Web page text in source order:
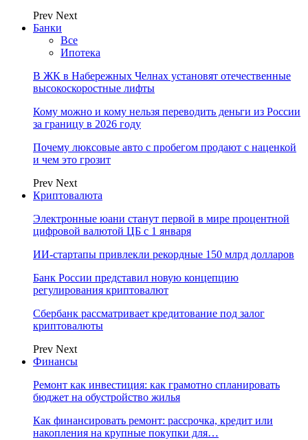
Prev Next
Банки
Все
Ипотека
В ЖК в Набережных Челнах установят отечественные
высокоскоростные лифты
Кому можно и кому нельзя переводить деньги из России
за границу в 2026 году
Почему люксовые авто с пробегом продают с наценкой
и чем это грозит
Prev Next
Криптовалюта
Электронные юани станут первой в мире процентной
цифровой валютой ЦБ с 1 января
ИИ-стартапы привлекли рекордные 150 млрд долларов
Банк России представил новую концепцию
регулирования криптовалют
Сбербанк рассматривает кредитование под залог
криптовалюты
Prev Next
Финансы
Ремонт как инвестиция: как грамотно спланировать
бюджет на обустройство жилья
Как финансировать ремонт: рассрочка, кредит или
накопления на крупные покупки для…